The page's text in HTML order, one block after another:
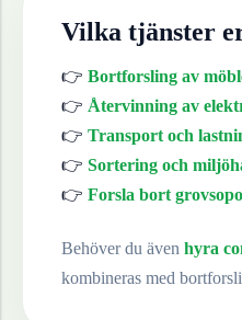
Vilka tjänster
👉 Bortforsling av
👉 Återvinning av
👉 Transport och
👉 Sortering och
👉 Forsla bort
Behöver du även hyra
kombineras med